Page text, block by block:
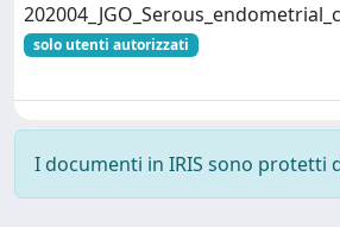
solo utenti autorizzati
I documenti in IRIS sono protetti